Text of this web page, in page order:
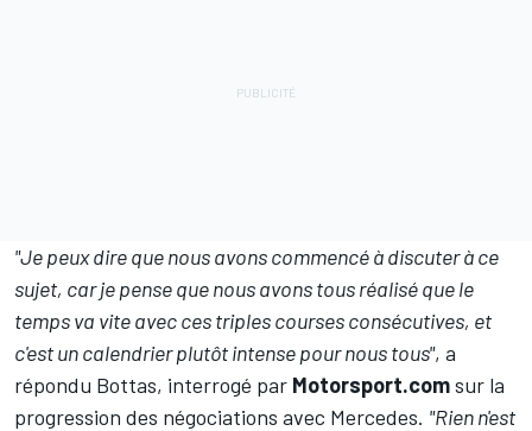
"Je peux dire que nous avons commencé à discuter à ce
sujet, car je pense que nous avons tous réalisé que le
temps va vite avec ces triples courses consécutives, et
c'est un calendrier plutôt intense pour nous tous", a
répondu Bottas, interrogé par Motorsport.comsur la
progression des négociations avec Mercedes. "Rien n'est